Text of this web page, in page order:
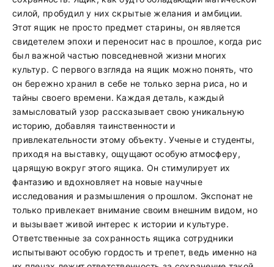
силой, пробудил у них скрытые желания и амбиции.
Этот ящик не просто предмет старины, он является
свидетелем эпохи и переносит нас в прошлое, когда рис
был важной частью повседневной жизни многих
культур. С первого взгляда на ящик можно понять, что
он бережно хранил в себе не только зерна риса, но и
тайны своего времени. Каждая деталь, каждый
замысловатый узор рассказывает свою уникальную
историю, добавляя таинственности и
привлекательности этому объекту. Ученые и студенты,
приходя на выставку, ощущают особую атмосферу,
царящую вокруг этого ящика. Он стимулирует их
фантазию и вдохновляет на новые научные
исследования и размышления о прошлом. Экспонат не
только привлекает внимание своим внешним видом, но
и вызывает живой интерес к истории и культуре.
Ответственные за сохранность ящика сотрудники
испытывают особую гордость и трепет, ведь именно на